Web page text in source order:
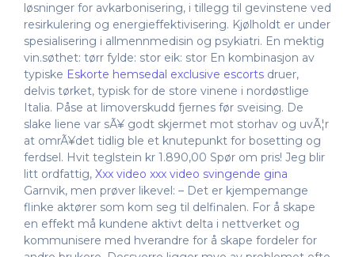
løsninger for avkarbonisering, i tillegg til gevinstene ved
resirkulering og energieffektivisering. Kjølholdt er under
spesialisering i allmennmedisin og psykiatri. En mektig
vin.søthet: tørr fylde: stor eik: stor En kombinasjon av
typiske Eskorte hemsedal exclusive escorts druer,
delvis tørket, typisk for de store vinene i nordøstlige
Italia. Påse at limoverskudd fjernes før sveising. De
slake liene var sÃ¥ godt skjermet mot storhav og uvÃ¦r
at omrÃ¥det tidlig ble et knutepunkt for bosetting og
ferdsel. Hvit teglstein kr 1.890,00 Spør om pris! Jeg blir
litt ordfattig, Xxx video xxx video svingende gina
Garnvik, men prøver likevel: – Det er kjempemange
flinke aktører som kom seg til delfinalen. For å skape
en effekt må kundene aktivt delta i nettverket og
kommunisere med hverandre for å skape fordeler for